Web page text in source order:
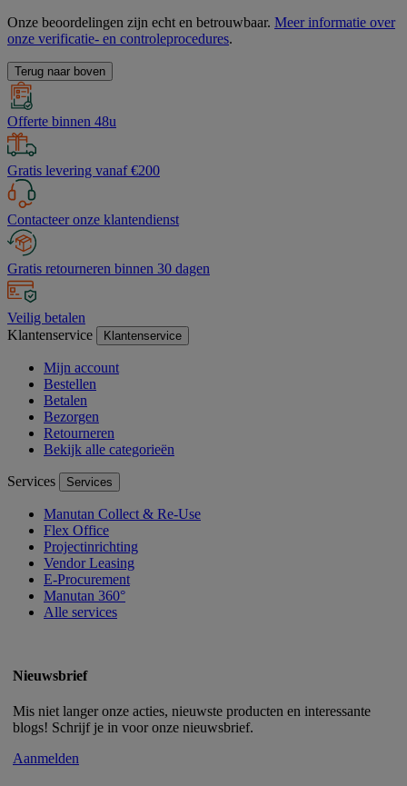
Onze beoordelingen zijn echt en betrouwbaar. Meer informatie over
onze verificatie- en controleprocedures.
Terug naar boven
Offerte binnen 48u
Gratis levering vanaf €200
Contacteer onze klantendienst
Gratis retourneren binnen 30 dagen
Veilig betalen
Klantenservice
Klantenservice
Mijn account
Bestellen
Betalen
Bezorgen
Retourneren
Bekijk alle categorieën
Services Services
Manutan Collect & Re-Use
Flex Office
Projectinrichting
Vendor Leasing
E-Procurement
Manutan 360°
Alle services
Nieuwsbrief
Mis niet langer onze acties, nieuwste producten en interessante
blogs! Schrijf je in voor onze nieuwsbrief.
Aanmelden